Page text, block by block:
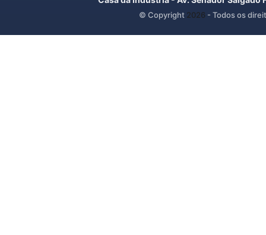
© Copyright 2026 - Todos os